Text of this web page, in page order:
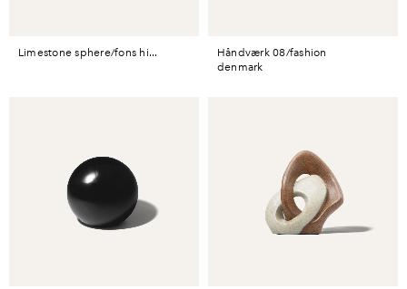
limestone sphere/fons hi...
håndværk 08/fashion
denmark